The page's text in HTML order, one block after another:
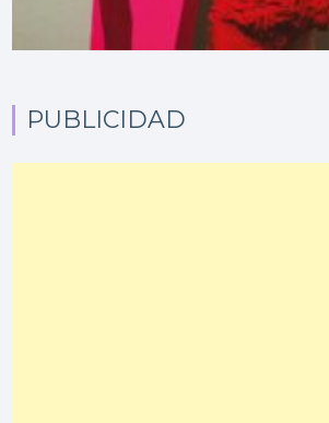
PUBLICIDAD